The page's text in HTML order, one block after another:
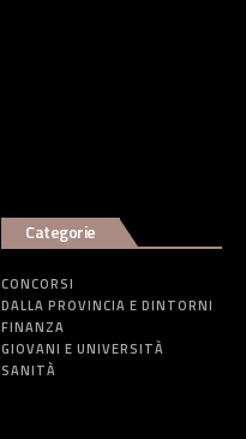
Categorie
CONCORSI
DALLA PROVINCIA E DINTORNI
FINANZA
GIOVANI E UNIVERSITÀ
SANITÀ